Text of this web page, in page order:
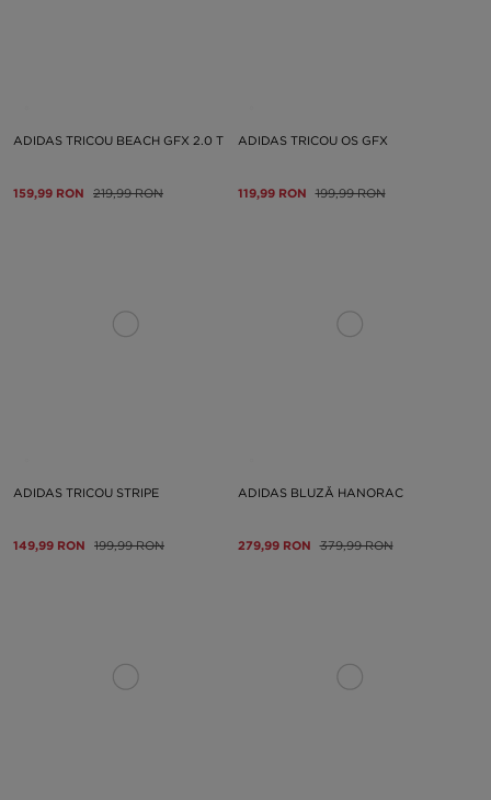
ADIDAS TRICOU BEACH GFX 2.0 T
159,99 RON 219,99 RON
ADIDAS TRICOU OS GFX
119,99 RON 199,99 RON
ADIDAS TRICOU STRIPE
149,99 RON 199,99 RON
ADIDAS BLUZĂ HANORAC
279,99 RON 379,99 RON